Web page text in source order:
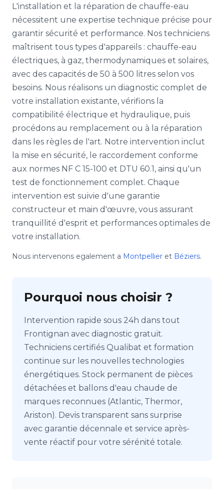
L'installation et la réparation de chauffe-eau
nécessitent une expertise technique précise pour
garantir sécurité et performance. Nos techniciens
maîtrisent tous types d'appareils : chauffe-eau
électriques, à gaz, thermodynamiques et solaires,
avec des capacités de 50 à 500 litres selon vos
besoins. Nous réalisons un diagnostic complet de
votre installation existante, vérifions la
compatibilité électrique et hydraulique, puis
procédons au remplacement ou à la réparation
dans les règles de l'art. Notre intervention inclut
la mise en sécurité, le raccordement conforme
aux normes NF C 15-100 et DTU 60.1, ainsi qu'un
test de fonctionnement complet. Chaque
intervention est suivie d'une garantie
constructeur et main d'œuvre, vous assurant
tranquillité d'esprit et performances optimales de
votre installation.
Nous intervenons egalement a Montpellier et Béziers.
Pourquoi nous choisir ?
Intervention rapide sous 24h dans tout
Frontignan avec diagnostic gratuit.
Techniciens certifiés Qualibat et formation
continue sur les nouvelles technologies
énergétiques. Stock permanent de pièces
détachées et ballons d'eau chaude de
marques reconnues (Atlantic, Thermor,
Ariston). Devis transparent sans surprise
avec garantie décennale et service après-
vente réactif pour votre sérénité totale.